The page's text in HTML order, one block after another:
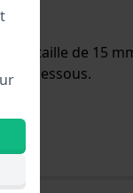
taille de 15
ci-dessous.